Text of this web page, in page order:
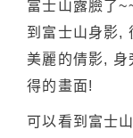
富士山露臉了
到富士山身影,
美麗的倩影, 身
得的畫面!
可以看到富士